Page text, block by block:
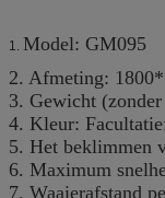
1. Model: GM095
2. Afmeting:
3. Gewicht
4. Kleur:
5. Het beklimmen
6. Maximum
7. Waaierafstand